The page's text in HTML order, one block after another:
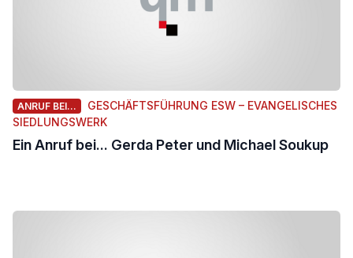
ANRUF BEI...
GESCHÄFTSFÜHRUNG ESW – EVANGELISCHES
SIEDLUNGSWERK
Ein Anruf bei... Gerda Peter und Michael Soukup